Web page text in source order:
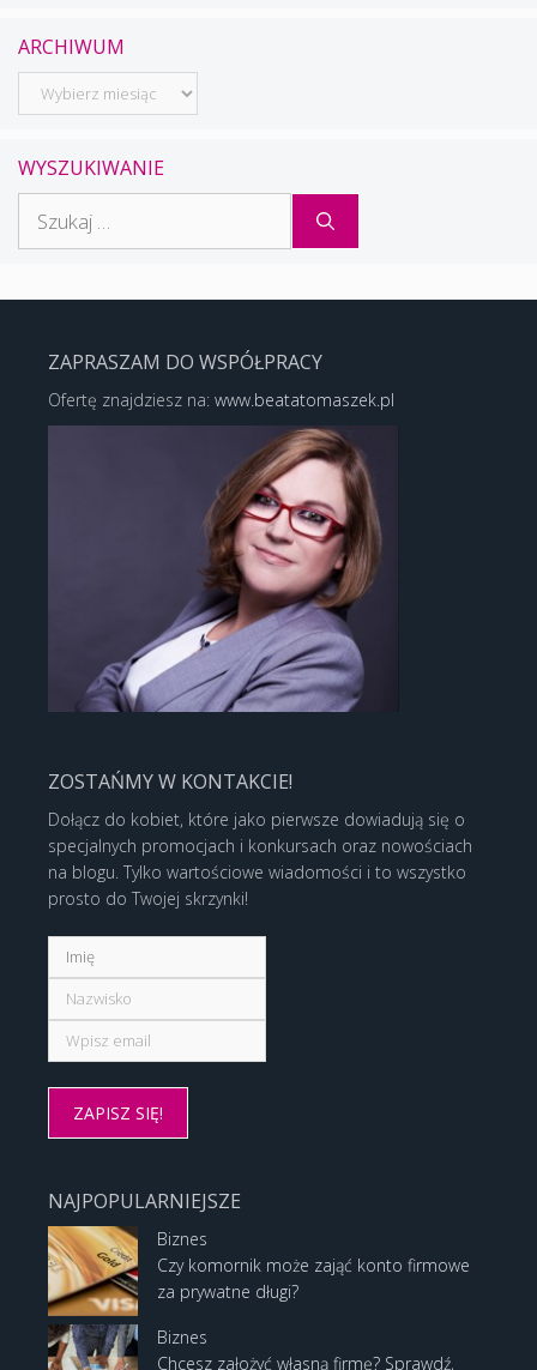
ARCHIWUM
Archiwum
WYSZUKIWANIE
ZAPRASZAM DO WSPÓŁPRACY
Ofertę znajdziesz na: www.beatatomaszek.pl
ZOSTAŃMY W KONTAKCIE!
Dołącz do kobiet, które jako pierwsze dowiadują się o
specjalnych promocjach i konkursach oraz nowościach
na blogu. Tylko wartościowe wiadomości i to wszystko
prosto do Twojej skrzynki!
NAJPOPULARNIEJSZE
Biznes
Czy komornik może zająć konto firmowe
za prywatne długi?
Biznes
Chcesz założyć własną firmę? Sprawdź,